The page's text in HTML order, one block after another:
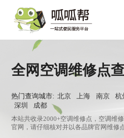
全网空调维修点
热门查询城市: 北京 上海 南京 杭
深圳
成都
本站共收录2000+空调维修点，空调维
官网，请仔细核对并以各品牌官网维修